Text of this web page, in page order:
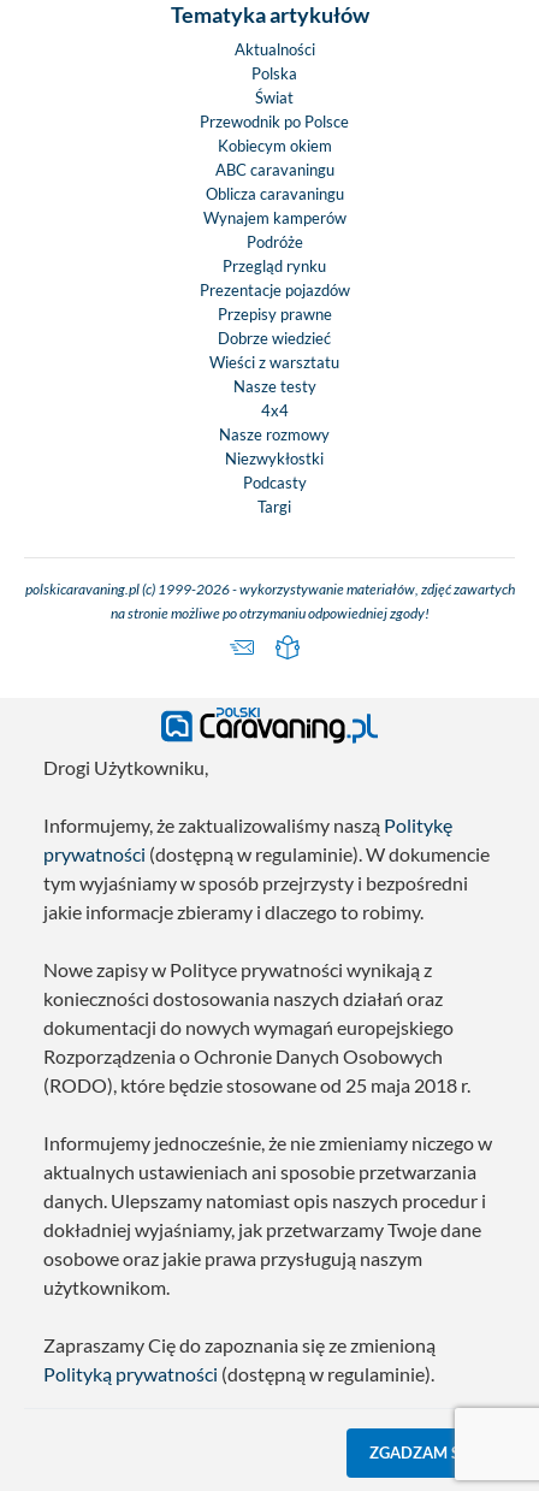
Tematyka artykułów
Aktualności
Polska
Świat
Przewodnik po Polsce
Kobiecym okiem
ABC caravaningu
Oblicza caravaningu
Wynajem kamperów
Podróże
Przegląd rynku
Prezentacje pojazdów
Przepisy prawne
Dobrze wiedzieć
Wieści z warsztatu
Nasze testy
4x4
Nasze rozmowy
Niezwykłostki
Podcasty
Targi
polskicaravaning.pl (c) 1999-2026 - wykorzystywanie materiałów, zdjęć zawartych
na stronie możliwe po otrzymaniu odpowiedniej zgody!
Drogi Użytkowniku,
Informujemy, że zaktualizowaliśmy naszą Politykę
prywatności (dostępną w regulaminie). W dokumencie
tym wyjaśniamy w sposób przejrzysty i bezpośredni
jakie informacje zbieramy i dlaczego to robimy.
Nowe zapisy w Polityce prywatności wynikają z
konieczności dostosowania naszych działań oraz
dokumentacji do nowych wymagań europejskiego
Rozporządzenia o Ochronie Danych Osobowych
(RODO), które będzie stosowane od 25 maja 2018 r.
Informujemy jednocześnie, że nie zmieniamy niczego w
aktualnych ustawieniach ani sposobie przetwarzania
danych. Ulepszamy natomiast opis naszych procedur i
dokładniej wyjaśniamy, jak przetwarzamy Twoje dane
osobowe oraz jakie prawa przysługują naszym
użytkownikom.
Zapraszamy Cię do zapoznania się ze zmienioną
Polityką prywatności (dostępną w regulaminie).
ZGADZAM SIĘ